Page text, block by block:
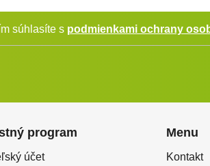
súhlasíte s podmienkami ochrany
program
účet
Menu
Kontakt